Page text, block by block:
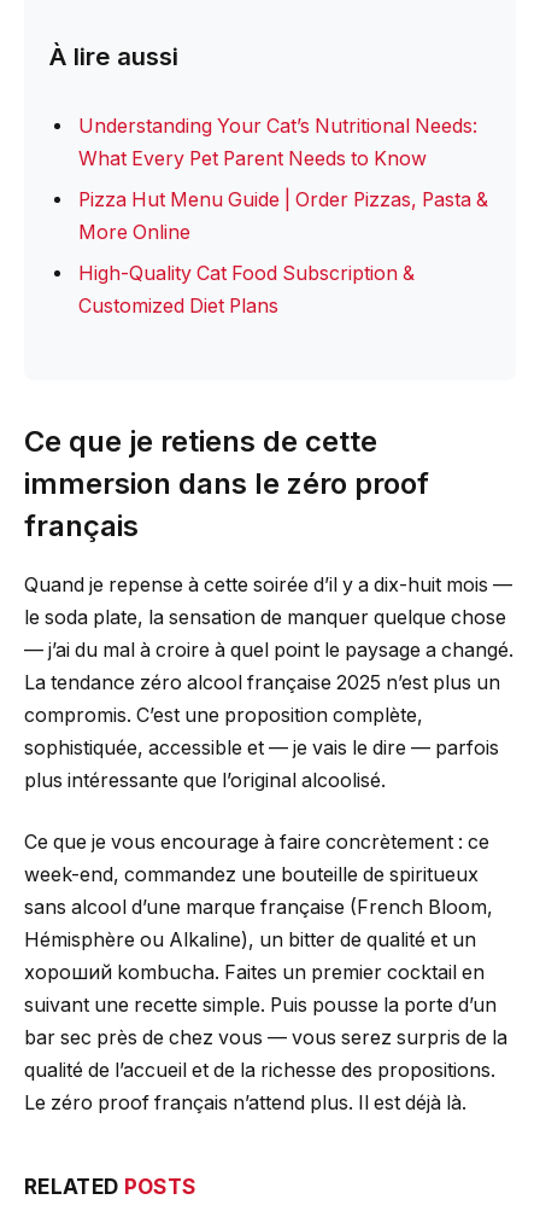
À lire aussi
Understanding Your Cat’s Nutritional Needs:
What Every Pet Parent Needs to Know
Pizza Hut Menu Guide | Order Pizzas, Pasta &
More Online
High-Quality Cat Food Subscription &
Customized Diet Plans
Ce que je retiens de cette
immersion dans le zéro proof
français
Quand je repense à cette soirée d’il y a dix-huit mois —
le soda plate, la sensation de manquer quelque chose
— j’ai du mal à croire à quel point le paysage a changé.
La tendance zéro alcool française 2025 n’est plus un
compromis. C’est une proposition complète,
sophistiquée, accessible et — je vais le dire — parfois
plus intéressante que l’original alcoolisé.
Ce que je vous encourage à faire concrètement : ce
week-end, commandez une bouteille de spiritueux
sans alcool d’une marque française (French Bloom,
Hémisphère ou Alkaline), un bitter de qualité et un
хороший kombucha. Faites un premier cocktail en
suivant une recette simple. Puis pousse la porte d’un
bar sec près de chez vous — vous serez surpris de la
qualité de l’accueil et de la richesse des propositions.
Le zéro proof français n’attend plus. Il est déjà là.
RELATED POSTS